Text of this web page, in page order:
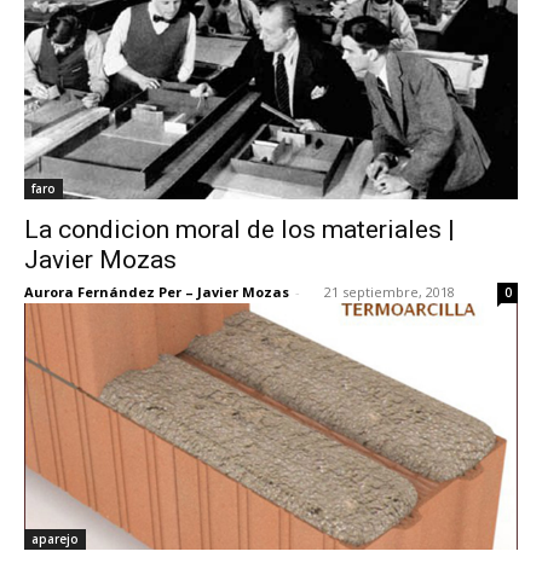
faro
La condicion moral de los materiales |
Javier Mozas
Aurora Fernández Per – Javier Mozas - 21 septiembre, 2018 0
aparejo